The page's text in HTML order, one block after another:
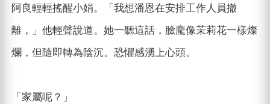
阿良輕輕搖醒小娟。「我想潘恩在安排工作人員撤
離，」他輕聲說道。她一聽這話，臉龐像茉莉花一樣燦
爛，但隨即轉為陰沉。恐懼感湧上心頭。
「家屬呢？」